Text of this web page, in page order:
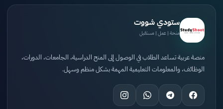
ستودي شووت
منحة | عمل | مستقبل
منصة عربية تساعد الطلاب في الوصول إلى المنح الدراسية، الجامعات، الدورات،
الوظائف، والمعلومات التعليمية المهمة بشكل منظم وسهل.